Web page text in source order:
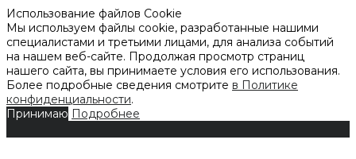
Использование файлов Cookie
Мы используем файлы cookie, разработанные нашими
специалистами и третьими лицами, для анализа событий
на нашем веб-сайте. Продолжая просмотр страниц
нашего сайта, вы принимаете условия его использования.
Более подробные сведения смотрите в Политике
конфиденциальности.
Принимаю Подробнее